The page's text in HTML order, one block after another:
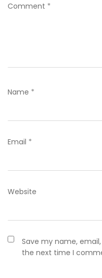
Comment *
Name *
Email *
Website
Save my name,
the next time I